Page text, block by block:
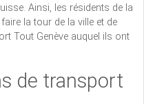
Ainsi, les résidents de la
la tour de la ville et de
Tout Genève auquel ils ont
de transport